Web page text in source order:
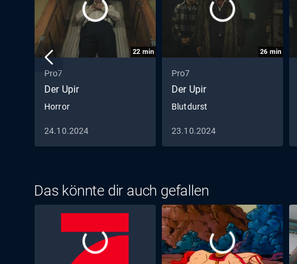
22 min
Pro7
Der Upir
Horror
24.10.2024
26 min
Pro7
Der Upir
Blutdurst
23.10.2024
Das könnte dir auch gefallen